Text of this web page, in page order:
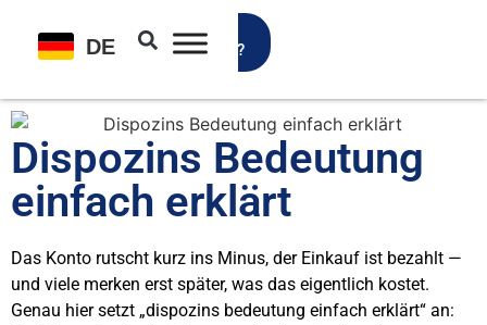
Gratis
Girokonto?
DE
Dis­po­zins Bedeu­tung
ein­fach erklärt
Das Kon­to rutscht kurz ins Minus, der Ein­kauf ist bezahlt —
und vie­le mer­ken erst spä­ter, was das eigent­lich kos­tet.
Genau hier setzt „dis­po­zins bedeu­tung ein­fach erklärt“ an: